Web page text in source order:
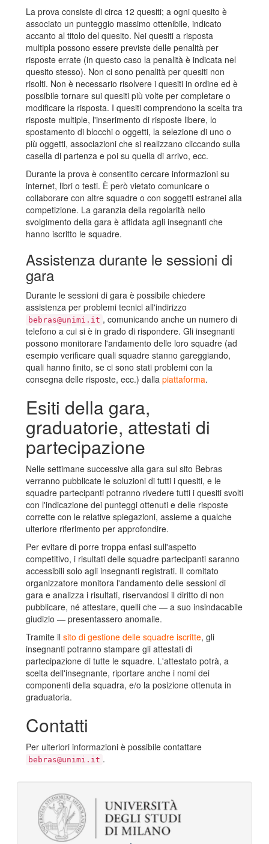
La prova consiste di circa 12 quesiti; a ogni quesito è
associato un punteggio massimo ottenibile, indicato
accanto al titolo del quesito. Nei quesiti a risposta
multipla possono essere previste delle penalità per
risposte errate (in questo caso la penalità è indicata nel
quesito stesso). Non ci sono penalità per quesiti non
risolti. Non è necessario risolvere i quesiti in ordine ed è
possibile tornare sui quesiti più volte per completare o
modificare la risposta. I quesiti comprendono la scelta tra
risposte multiple, l'inserimento di risposte libere, lo
spostamento di blocchi o oggetti, la selezione di uno o
più oggetti, associazioni che si realizzano cliccando sulla
casella di partenza e poi su quella di arrivo, ecc.
Durante la prova è consentito cercare informazioni su
internet, libri o testi. È però vietato comunicare o
collaborare con altre squadre o con soggetti estranei alla
competizione. La garanzia della regolarità nello
svolgimento della gara è affidata agli insegnanti che
hanno iscritto le squadre.
Assistenza durante le sessioni di
gara
Durante le sessioni di gara è possibile chiedere
assistenza per problemi tecnici all'indirizzo
bebras@unimi.it , comunicando anche un numero di
telefono a cui si è in grado di rispondere. Gli insegnanti
possono monitorare l'andamento delle loro squadre (ad
esempio verificare quali squadre stanno gareggiando,
quali hanno finito, se ci sono stati problemi con la
consegna delle risposte, ecc.) dalla piattaforma.
Esiti della gara,
graduatorie, attestati di
partecipazione
Nelle settimane successive alla gara sul sito Bebras
verranno pubblicate le soluzioni di tutti i quesiti, e le
squadre partecipanti potranno rivedere tutti i quesiti svolti
con l'indicazione dei punteggi ottenuti e delle risposte
corrette con le relative spiegazioni, assieme a qualche
ulteriore riferimento per approfondire.
Per evitare di porre troppa enfasi sull'aspetto
competitivo, i risultati delle squadre partecipanti saranno
accessibili solo agli insegnanti registrati. Il comitato
organizzatore monitora l'andamento delle sessioni di
gara e analizza i risultati, riservandosi il diritto di non
pubblicare, né attestare, quelli che — a suo insindacabile
giudizio — presentassero anomalie.
Tramite il sito di gestione delle squadre iscritte, gli
insegnanti potranno stampare gli attestati di
partecipazione di tutte le squadre. L'attestato potrà, a
scelta dell'insegnante, riportare anche i nomi dei
componenti della squadra, e/o la posizione ottenuta in
graduatoria.
Contatti
Per ulteriori informazioni è possibile contattare
bebras@unimi.it .